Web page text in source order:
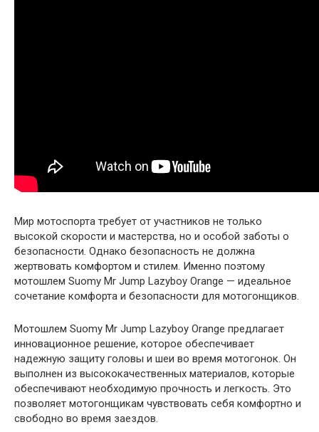
Мир мотоспорта требует от участников не только
высокой скорости и мастерства, но и особой заботы о
безопасности. Однако безопасность не должна
жертвовать комфортом и стилем. Именно поэтому
мотошлем Suomy Mr Jump Lazyboy Orange — идеальное
сочетание комфорта и безопасности для мотогонщиков.
Мотошлем Suomy Mr Jump Lazyboy Orange предлагает
инновационное решение, которое обеспечивает
надежную защиту головы и шеи во время мотогонок. Он
выполнен из высококачественных материалов, которые
обеспечивают необходимую прочность и легкость. Это
позволяет мотогонщикам чувствовать себя комфортно и
свободно во время заездов.